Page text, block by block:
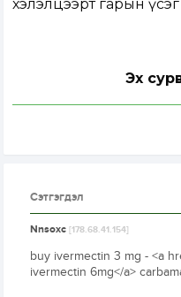
хэлэлцээрт гарын
Эх
Сэтгэгдэл
Nnsoxc[178.68.41.154]
buy ivermectin 3 mg - <a
ivermectin 6mg</a>